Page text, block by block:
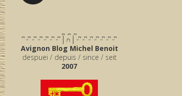
͆ ̵ ͆ ̵ ͆ ̵ ͆ ̵ ͆ ̵ ͆ ̵ ͆ │∩│ ̵ ͆ ̵ ͆ ̵ ͆ ̵ ͆ ̵ ͆ ̵ ͆ ̵ ͆
Avignon Blog Michel Benoit
despuei / depuis / since / seit
2007